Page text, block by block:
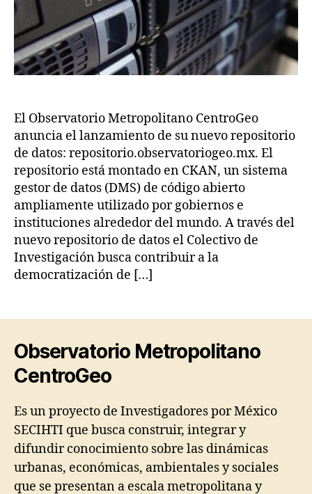
datos
del
Observatorio
Metropolitano
CentroGeo
El Observatorio Metropolitano CentroGeo
anuncia el lanzamiento de su nuevo repositorio
de datos: repositorio.observatoriogeo.mx. El
repositorio está montado en CKAN, un sistema
gestor de datos (DMS) de código abierto
ampliamente utilizado por gobiernos e
instituciones alrededor del mundo. A través del
nuevo repositorio de datos el Colectivo de
Investigación busca contribuir a la
democratización de […]
Observatorio Metropolitano
CentroGeo
Es un proyecto de Investigadores por México
SECIHTI que busca construir, integrar y
difundir conocimiento sobre las dinámicas
urbanas, económicas, ambientales y sociales
que se presentan a escala metropolitana y